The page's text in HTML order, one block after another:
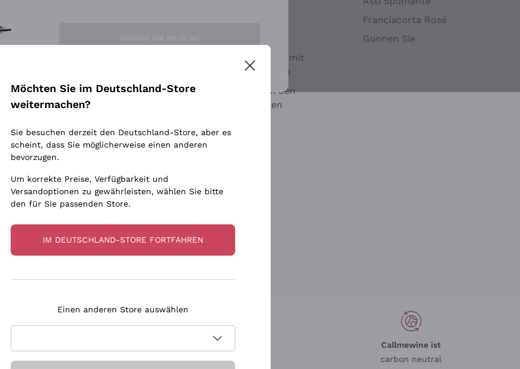
Ca' dei Frati
Biondi Santi
Quintarelli Giuseppe
Rinaldi Giuseppe
Egly Ouriet
Jacquesson
Agrapart
Ohne Sulfit oder mit
minimalen Sulfite
Maischung auf den
Traubenschalen
Franciacorta Rosé
Gonnen Sie
in Deutschland
in 3 Raten
Callmewine ist
carbon neutral
Möchten Sie im Deutschland-Store
weitermachen?
Sie besuchen derzeit den Deutschland-Store, aber es
scheint, dass Sie möglicherweise einen anderen
bevorzugen.
Um korrekte Preise, Verfügbarkeit und
Versandoptionen zu gewährleisten, wählen Sie bitte
den für Sie passenden Store.
IM DEUTSCHLAND-STORE FORTFAHREN
Einen anderen Store auswählen